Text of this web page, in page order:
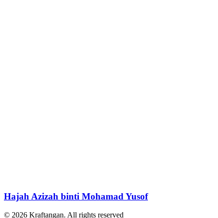
Hajah Azizah binti Mohamad Yusof
© 2026 Kraftangan. All rights reserved